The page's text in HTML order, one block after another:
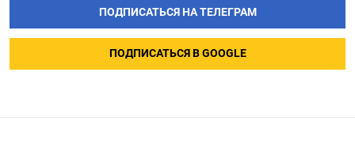
ПОДПИСАТЬСЯ НА ТЕЛЕГРАМ
ПОДПИСАТЬСЯ В GOOGLE